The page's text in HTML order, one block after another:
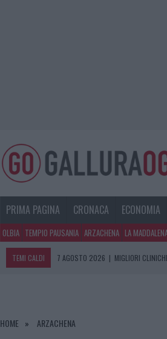
PRIMA PAGINA CRONACA ECONOMIA
OLBIA TEMPIO PAUSANIA ARZACHENA LA
TEMI CALDI 7 AGOSTO 2026 | MIGLIORI
HOME ARZACHENA